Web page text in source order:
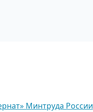
Минтруда России